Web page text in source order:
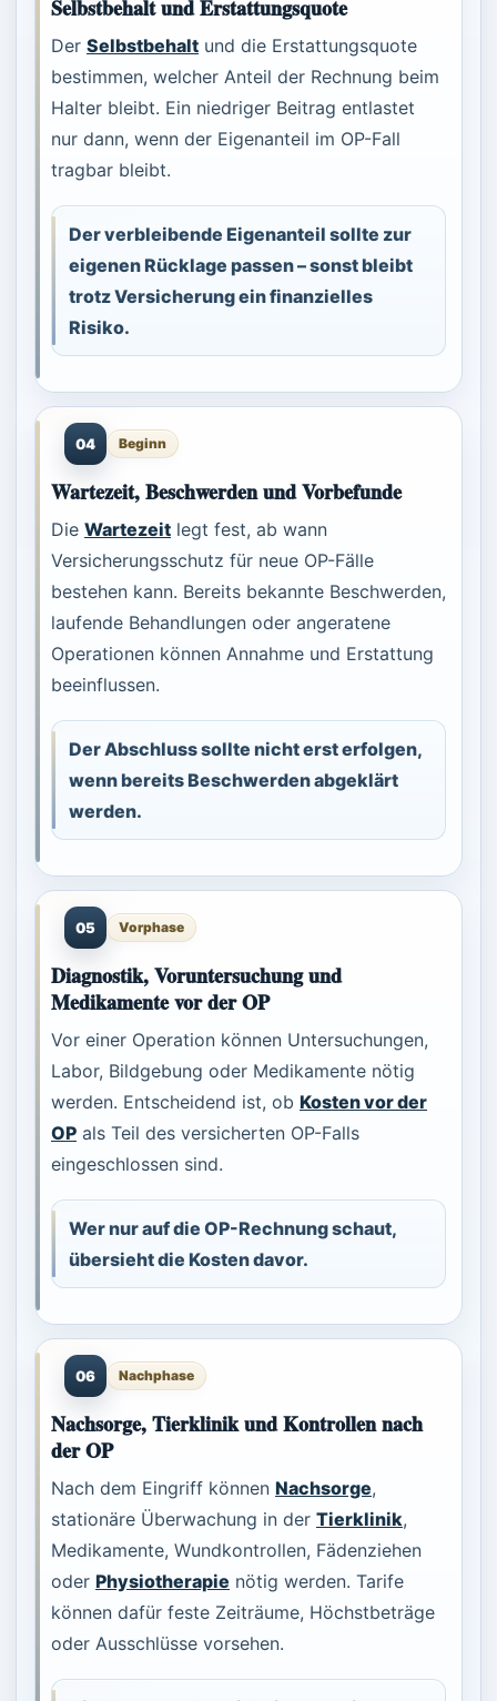
Selbstbehalt und Erstattungsquote
Der Selbstbehalt und die Erstattungsquote
bestimmen, welcher Anteil der Rechnung beim
Halter bleibt. Ein niedriger Beitrag entlastet
nur dann, wenn der Eigenanteil im OP-Fall
tragbar bleibt.
Der verbleibende Eigenanteil sollte zur
eigenen Rücklage passen – sonst bleibt
trotz Versicherung ein finanzielles
Risiko.
04 Beginn
Wartezeit, Beschwerden und Vorbefunde
Die Wartezeit legt fest, ab wann
Versicherungsschutz für neue OP-Fälle
bestehen kann. Bereits bekannte Beschwerden,
laufende Behandlungen oder angeratene
Operationen können Annahme und Erstattung
beeinflussen.
Der Abschluss sollte nicht erst erfolgen,
wenn bereits Beschwerden abgeklärt
werden.
05 Vorphase
Diagnostik, Voruntersuchung und
Medikamente vor der OP
Vor einer Operation können Untersuchungen,
Labor, Bildgebung oder Medikamente nötig
werden. Entscheidend ist, ob Kosten vor der
OP als Teil des versicherten OP-Falls
eingeschlossen sind.
Wer nur auf die OP-Rechnung schaut,
übersieht die Kosten davor.
06 Nachphase
Nachsorge, Tierklinik und Kontrollen nach
der OP
Nach dem Eingriff können Nachsorge,
stationäre Überwachung in der Tierklinik,
Medikamente, Wundkontrollen, Fädenziehen
oder Physiotherapie nötig werden. Tarife
können dafür feste Zeiträume, Höchstbeträge
oder Ausschlüsse vorsehen.